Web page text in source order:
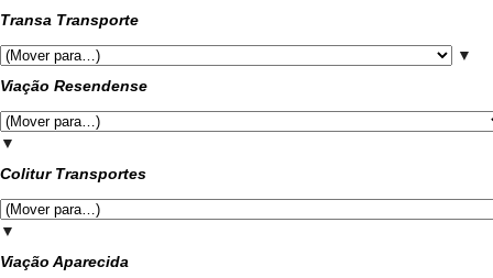
Transa Transporte
▼
Viação Resendense
▼
Colitur Transportes
▼
Viação Aparecida